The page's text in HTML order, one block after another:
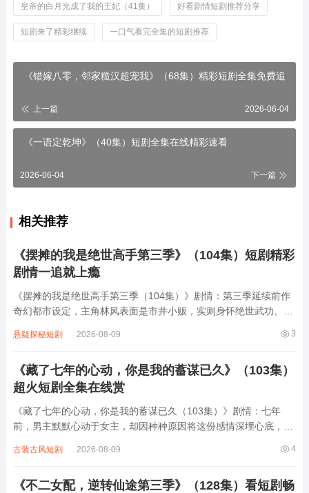
皇帝的白月光成了我的王妃（41集） 好看剧情短剧推荐分享
短剧来了精彩继续 一口气看完全集的短剧推荐
《错嫁八零，邻家糙汉超宠我》（68集）精彩短剧全集免费追
上一篇 2026-06-04
《一语定乾坤》（40集）短剧全集在线精彩速看
2026-06-04 下一篇
相关推荐
《摆摊的我是绝世高手第三季》（104集）短剧精彩
剧情一追就上瘾
《摆摊的我是绝世高手第三季（104集）》剧情：第三季延续前作
奇幻都市设定，主角林风表面是市井小贩，实则身怀绝世武功。这
对各方高手挑战。从街头小吃摊到神秘古玩市场，林风以独特武学
3
悬疑探秘短剧 2026-08-09
《藏了七年的心动，你是我的蓄谋已久》（103集）
超火短剧全集在线赏
《藏了七年的心动，你是我的蓄谋已久（103集）》剧情：七年
前，男主默默心动于女主，却因种种原因将这份感情深埋心底，开
藏心意，以温柔与执着逐步靠近女主。女主起初对男主的突然转变
4
古装古风短剧 2026-08-09
《不二女配，逆转仙途第三季》（128集）看短剧畅